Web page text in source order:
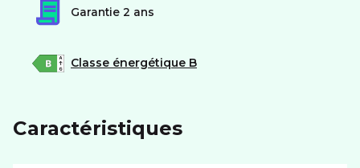
Garantie 2 ans
Classe énergétique B
Caractéristiques